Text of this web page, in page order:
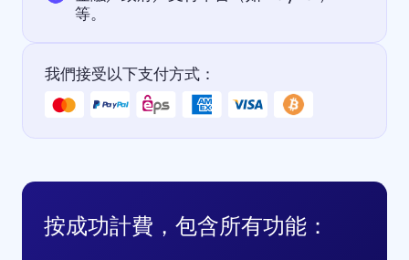
等。
我們接受以下支付方式：
按成功計費，包含所有功能：